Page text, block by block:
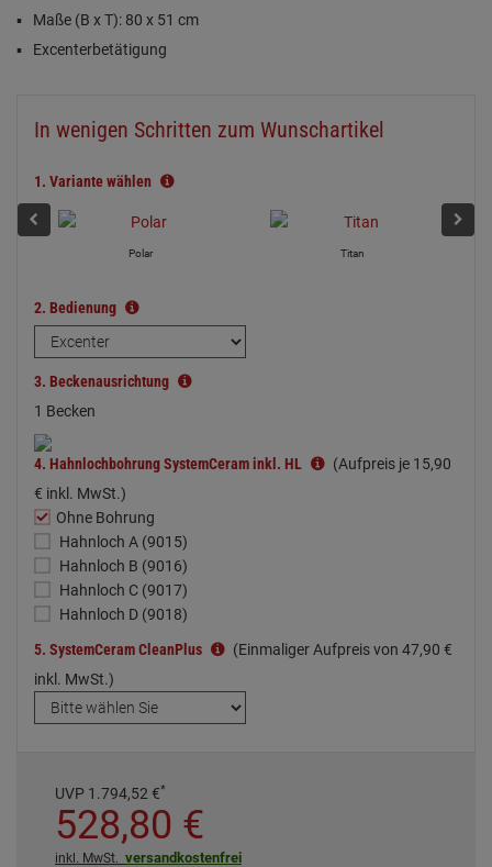
Maße (B x T): 80 x 51 cm
Excenterbetätigung
In wenigen Schritten zum Wunschartikel
1. Variante wählen
Polar Titan
2. Bedienung
3. Beckenausrichtung
1 Becken
4. Hahnlochbohrung SystemCeram inkl. HL (Aufpreis je 15,90
€ inkl. MwSt.)
Ohne Bohrung
Hahnloch A (9015)
Hahnloch B (9016)
Hahnloch C (9017)
Hahnloch D (9018)
5. SystemCeram CleanPlus (Einmaliger Aufpreis von 47,90 €
inkl. MwSt.)
UVP 1.794,52 €*
528,80 €
inkl. MwSt. versandkostenfrei